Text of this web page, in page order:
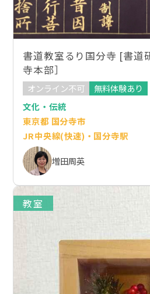
書道教室るり国分寺 [書道
寺本部］
オンライン不可
無料体験あり
文化・伝統
東京都 国分寺市
JR中央線(快速)・国分寺駅
増田周英
教室